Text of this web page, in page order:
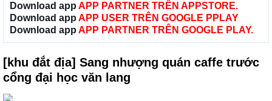
Download app APP PARTNER TRÊN APPSTORE.
Download app APP USER TRÊN GOOGLE PPLAY
Download app APP PARTNER TRÊN GOOGLE PLAY.
[khu đắt địa] Sang nhượng quán caffe trước
cổng đại học văn lang